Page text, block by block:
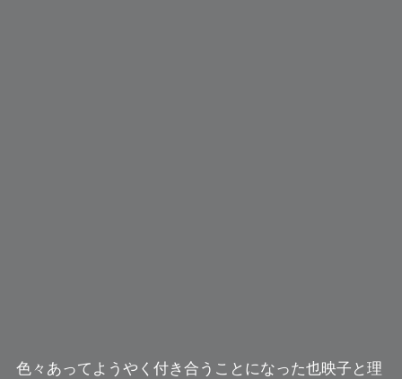
色々あってようやく付き合うことになった也映子と理